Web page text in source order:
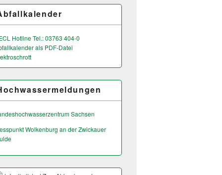
Hotline Tel.: 03763 404-0
als PDF-Datei
Sachsen
Wolkenburg an der Zwickauer